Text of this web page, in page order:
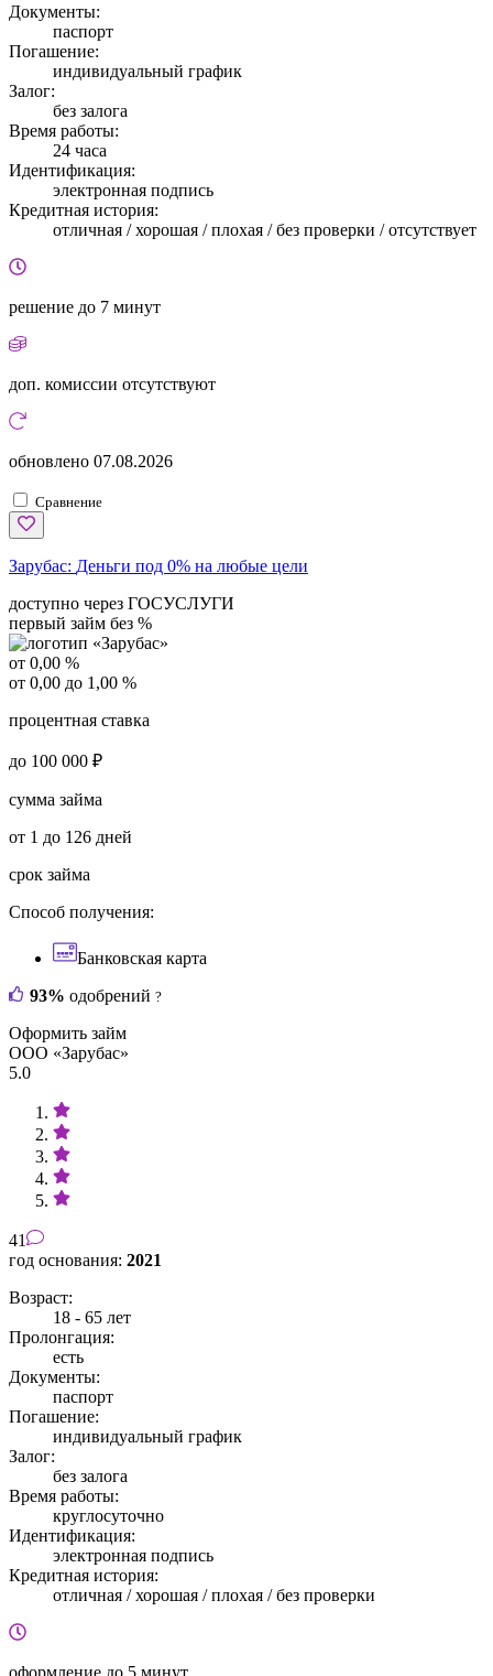
Документы:
паспорт
Погашение:
индивидуальный график
Залог:
без залога
Время работы:
24 часа
Идентификация:
электронная подпись
Кредитная история:
отличная / хорошая / плохая / без проверки / отсутствует
решение до 7 минут
доп. комиссии отсутствуют
обновлено 07.08.2026
Сравнение
Зарубас: Деньги под 0% на любые цели
доступно через ГОСУСЛУГИ
первый займ без %
от 0,00 %
от 0,00 до 1,00 %
процентная ставка
до 100 000 ₽
сумма займа
от 1 до 126 дней
срок займа
Способ получения:
Банковская карта
93% одобрений ?
Оформить займ
ООО «Зарубас»
5.0
41
год основания: 2021
Возраст:
18 - 65 лет
Пролонгация:
есть
Документы:
паспорт
Погашение:
индивидуальный график
Залог:
без залога
Время работы:
круглосуточно
Идентификация:
электронная подпись
Кредитная история:
отличная / хорошая / плохая / без проверки
оформление до 5 минут